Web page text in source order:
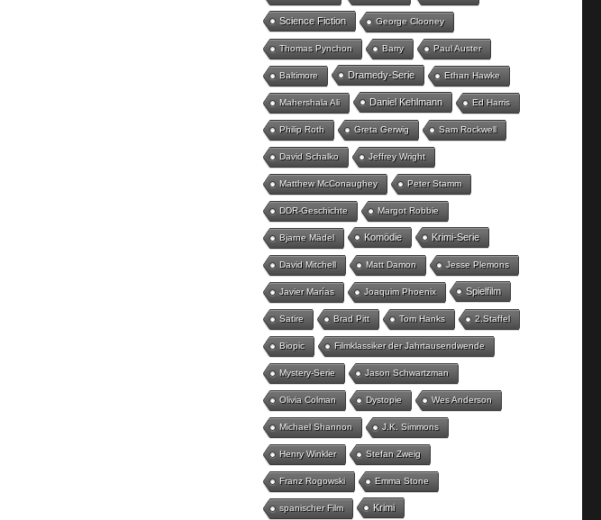
Science Fiction George Clooney
Thomas Pynchon Barry Paul Auster
Baltimore Dramedy-Serie Ethan Hawke
Mahershala Ali Daniel Kehlmann Ed Harris
Philip Roth Greta Gerwig Sam Rockwell
David Schalko Jeffrey Wright
Matthew McConaughey Peter Stamm
DDR-Geschichte Margot Robbie
Bjarne Mädel Komödie Krimi-Serie
David Mitchell Matt Damon Jesse Plemons
Javier Marías Joaquim Phoenix Spielfilm
Satire Brad Pitt Tom Hanks 2.Staffel
Biopic Filmklassiker der Jahrtausendwende
Mystery-Serie Jason Schwartzman
Olivia Colman Dystopie Wes Anderson
Michael Shannon J.K. Simmons
Henry Winkler Stefan Zweig
Franz Rogowski Emma Stone
spanischer Film Krimi